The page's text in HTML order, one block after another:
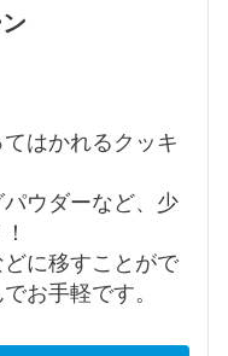
はかれるクッキ
ウダーなど、少
に移すことがで
お手軽です。